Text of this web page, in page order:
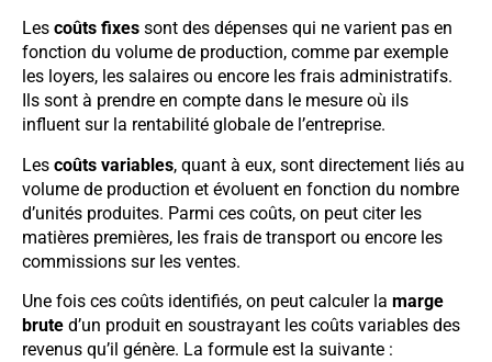
Les coûts fixes sont des dépenses qui ne varient pas en
fonction du volume de production, comme par exemple
les loyers, les salaires ou encore les frais administratifs.
Ils sont à prendre en compte dans le mesure où ils
influent sur la rentabilité globale de l’entreprise.
Les coûts variables, quant à eux, sont directement liés au
volume de production et évoluent en fonction du nombre
d’unités produites. Parmi ces coûts, on peut citer les
matières premières, les frais de transport ou encore les
commissions sur les ventes.
Une fois ces coûts identifiés, on peut calculer la marge
brute d’un produit en soustrayant les coûts variables des
revenus qu’il génère. La formule est la suivante :